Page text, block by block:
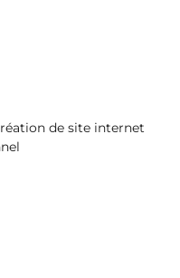
de site internet